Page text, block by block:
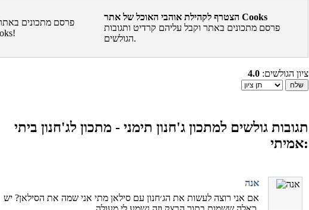
הצטרף לקהילת אוהבי האוכל של אתר Cooks
פרסם מתכונים באתר וקבל עליהם קרדיט ותגובות
הגולשים.
ציון הגולשים:4.0
תגובות גולשים למתכון ג'חנון תימני - מתכון לג'חנון ביתי
אמיתי:
אנה
אם אני רוצה לעשות את הג׳חנון עם סילאן מתי אני שמה את הסילאן? יש